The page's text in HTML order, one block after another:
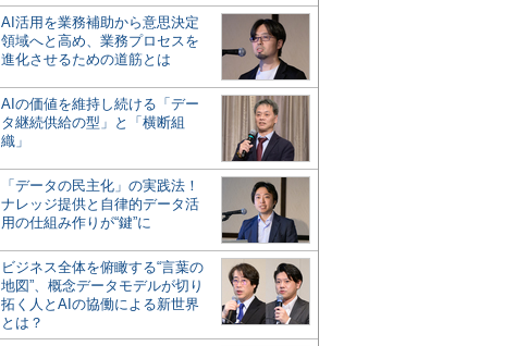
AI活用を業務補助から意思決定
領域へと高め、業務プロセスを
進化させるための道筋とは
AIの価値を維持し続ける「デー
タ継続供給の型」と「横断組
織」
「データの民主化」の実践法！
ナレッジ提供と自律的データ活
用の仕組み作りが“鍵”に
ビジネス全体を俯瞰する“言葉の
地図”、概念データモデルが切り
拓く人とAIの協働による新世界
とは？